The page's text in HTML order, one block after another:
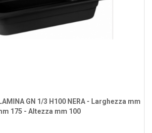
GN 1/3 H100 NERA - Larghezza mm
175 - Altezza mm 100